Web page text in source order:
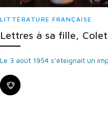
LITTÉRATURE FRANÇAISE
Lettres à sa fille,
Le 3 août 1954 s’éteignait un